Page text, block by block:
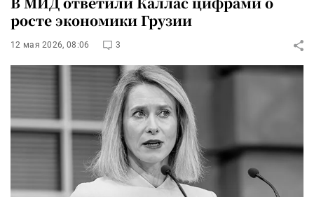
росте экономики Грузии
12 мая 2026, 08:06 3